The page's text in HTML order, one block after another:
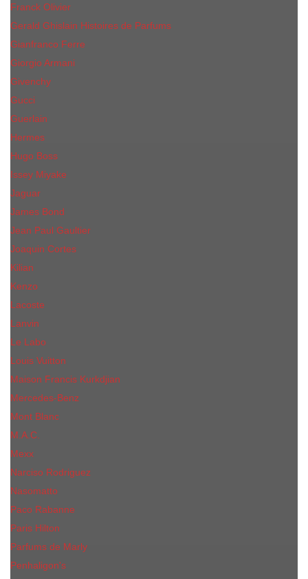
Franck Olivier
Gerald Ghislain Histoires de Parfums
Gianfranco Ferre
Giorgio Armani
Givenchy
Gucci
Guerlain
Hermes
Hugo Boss
Issey Miyake
Jaguar
James Bond
Jean Paul Gaultier
Joaquin Сortes
Kilian
Kenzo
Lacoste
Lanvin
Le Labo
Louis Vuitton
Maison Francis Kurkdjian
Mercedes-Benz
Mont Blanc
M.А.C.
Mexx
Narciso Rodriguez
Nasomatto
Paco Rabanne
Paris Hilton
Parfums de Marly
Penhaligon​'s